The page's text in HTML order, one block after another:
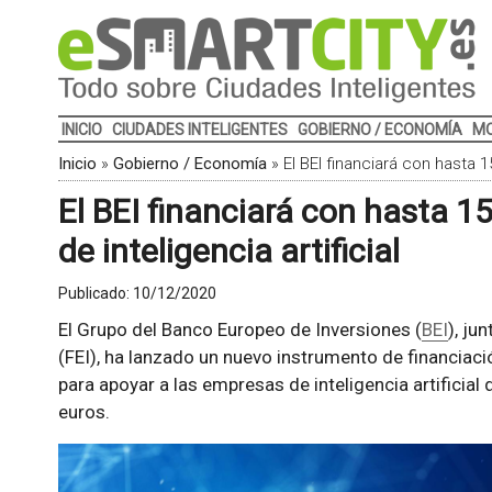
INICIO CIUDADES INTELIGENTES GOBIERNO / ECONOMÍA
Inicio » Gobierno / Economía» El BEI financiará con hasta
El BEI financiará con hasta
de inteligencia artificial
Publicado: 10/12/2020
El Grupo del Banco Europeo de Inversiones (BEI),
(FEI), ha lanzado un nuevo instrumento de
para apoyar a las empresas de inteligencia
euros.